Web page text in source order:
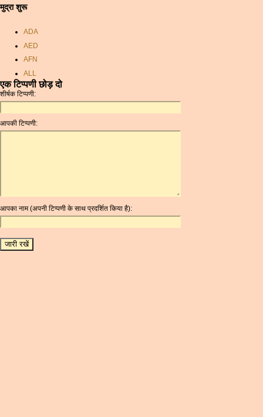
मुद्रा शुरू
ADA
AED
AFN
ALL
AMD
ANC
ANG
AOA
AUR
AWG
BAM
BBD
एक टिप्पणी छोड़ दो
शीर्षक टिप्पणी:
आपकी टिप्पणी:
आपका नाम (अपनी टिप्पणी के साथ प्रदर्शित किया है):